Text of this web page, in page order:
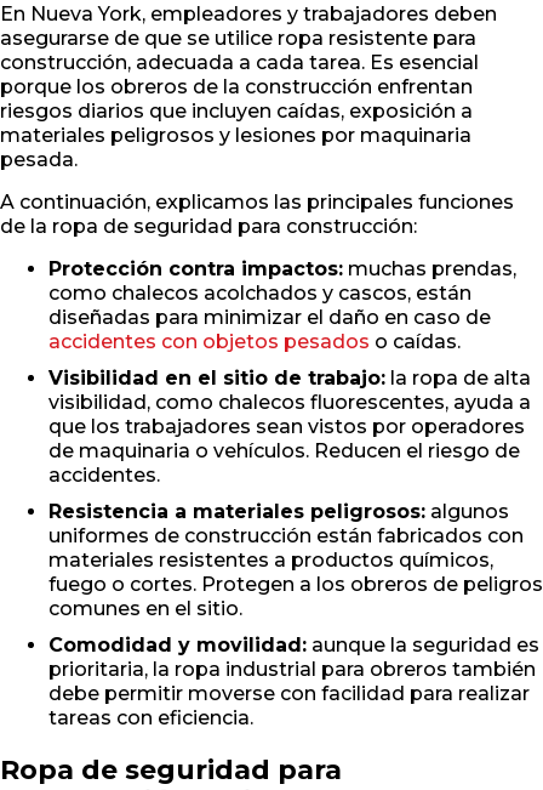
En Nueva York, empleadores y trabajadores deben
asegurarse de que se utilice ropa resistente para
construcción, adecuada a cada tarea. Es esencial
porque los obreros de la construcción enfrentan
riesgos diarios que incluyen caídas, exposición a
materiales peligrosos y lesiones por maquinaria
pesada.
A continuación, explicamos las principales funciones
de la ropa de seguridad para construcción:
Protección contra impactos: muchas prendas,
como chalecos acolchados y cascos, están
diseñadas para minimizar el daño en caso de
accidentes con objetos pesados o caídas.
Visibilidad en el sitio de trabajo: la ropa de alta
visibilidad, como chalecos fluorescentes, ayuda a
que los trabajadores sean vistos por operadores
de maquinaria o vehículos. Reducen el riesgo de
accidentes.
Resistencia a materiales peligrosos: algunos
uniformes de construcción están fabricados con
materiales resistentes a productos químicos,
fuego o cortes. Protegen a los obreros de peligros
comunes en el sitio.
Comodidad y movilidad: aunque la seguridad es
prioritaria, la ropa industrial para obreros también
debe permitir moverse con facilidad para realizar
tareas con eficiencia.
Ropa de seguridad para